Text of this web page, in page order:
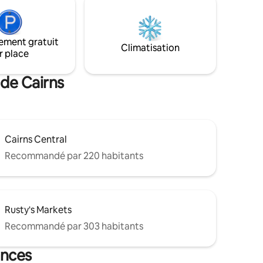
les
gratuit
place
Climatisation
Cairns
Cairns Central
Recommandé par 220 habitants
Rusty's Markets
Recommandé par 303 habitants